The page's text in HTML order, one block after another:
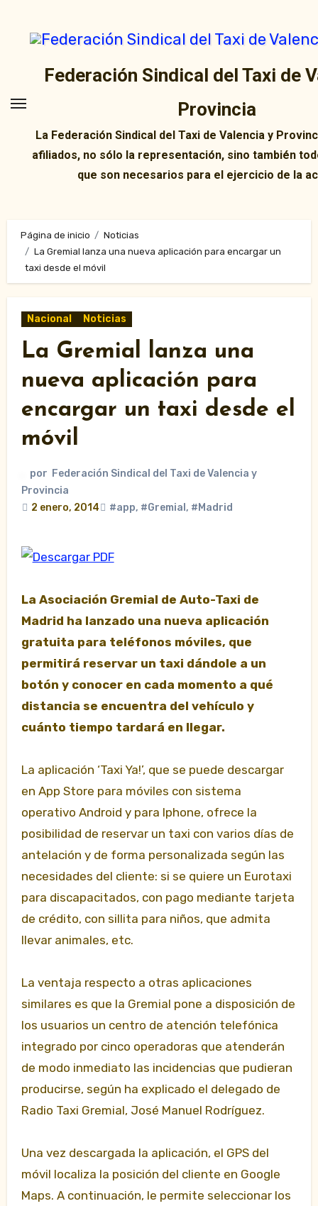
contenido
Federación Sindical del Taxi de
Provincia
La Federación Sindical del Taxi de Valencia y
afiliados, no sólo la representación, sino también
que son necesarios para el ejercicio de la
Página de inicio
Noticias
La Gremial lanza una nueva aplicación para encargar un
taxi desde el móvil
Nacional Noticias
La Gremial lanza una
nueva aplicación para
encargar un taxi desde el
móvil
por Federación Sindical del Taxi de Valencia y
Provincia
2 enero, 2014
#app, #Gremial, #Madrid
La Asociación Gremial de Auto-Taxi de
Madrid ha lanzado una nueva aplicación
gratuita para teléfonos móviles, que
permitirá reservar un taxi dándole a un
botón y conocer en cada momento a qué
distancia se encuentra del vehículo y
cuánto tiempo tardará en llegar.
La aplicación ‘Taxi Ya!’, que se puede descargar
en App Store para móviles con sistema
operativo Android y para Iphone, ofrece la
posibilidad de reservar un taxi con varios días de
antelación y de forma personalizada según las
necesidades del cliente: si se quiere un Eurotaxi
para discapacitados, con pago mediante tarjeta
de crédito, con sillita para niños, que admita
llevar animales, etc.
La ventaja respecto a otras aplicaciones
similares es que la Gremial pone a disposición de
los usuarios un centro de atención telefónica
integrado por cinco operadoras que atenderán
de modo inmediato las incidencias que pudieran
producirse, según ha explicado el delegado de
Radio Taxi Gremial, José Manuel Rodríguez.
Una vez descargada la aplicación, el GPS del
móvil localiza la posición del cliente en Google
Maps. A continuación, le permite seleccionar los